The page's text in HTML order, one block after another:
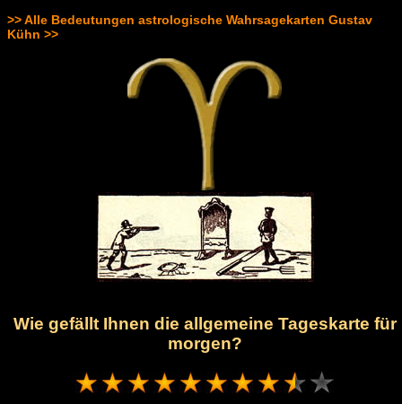
>> Alle Bedeutungen astrologische Wahrsagekarten Gustav
Kühn >>
Wie gefällt Ihnen die allgemeine Tageskarte für
morgen?